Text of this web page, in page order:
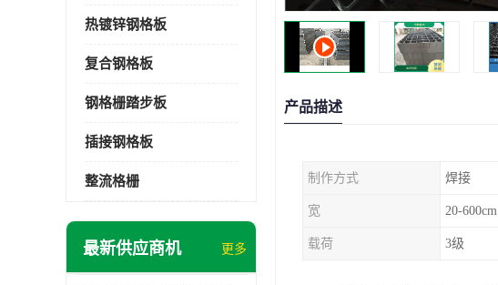
热镀锌钢格板
复合钢格板
钢格栅踏步板
插接钢格板
整流格栅
最新供应商机 更多
产品描述
制作方式 焊接
宽 20-600cm
载荷 3级